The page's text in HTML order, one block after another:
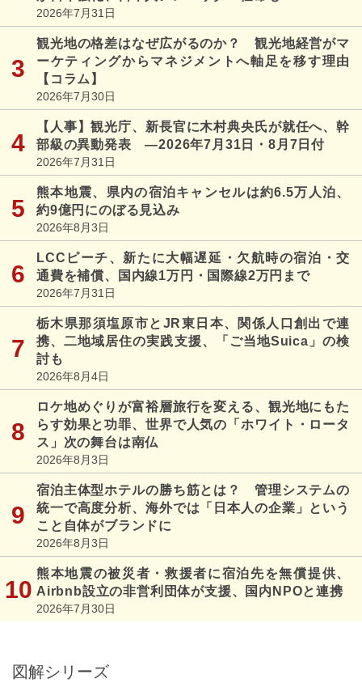
2026年7月31日
観光地の格差はなぜ広がるのか？ 観光地経営がマ
ーケティングからマネジメントへ軸足を移す理由
【コラム】
2026年7月30日
【人事】観光庁、新長官に木村典央氏が就任へ、幹
部級の異動発表 ―2026年7月31日・8月7日付
2026年7月31日
熊本地震、県内の宿泊キャンセルは約6.5万人泊、
約9億円にのぼる見込み
2026年8月3日
LCCピーチ、新たに大幅遅延・欠航時の宿泊・交
通費を補償、国内線1万円・国際線2万円まで
2026年7月31日
栃木県那須塩原市とJR東日本、関係人口創出で連
携、二地域居住の実践支援、「ご当地Suica」の検
討も
2026年8月4日
ロケ地めぐりが富裕層旅行を変える、観光地にもた
らす効果と功罪、世界で人気の「ホワイト・ロータ
ス」次の舞台は南仏
2026年8月3日
宿泊主体型ホテルの勝ち筋とは？ 管理システムの
統一で高度分析、海外では「日本人の企業」という
こと自体がブランドに
2026年8月3日
熊本地震の被災者・救援者に宿泊先を無償提供、
Airbnb設立の非営利団体が支援、国内NPOと連携
2026年7月30日
図解シリーズ